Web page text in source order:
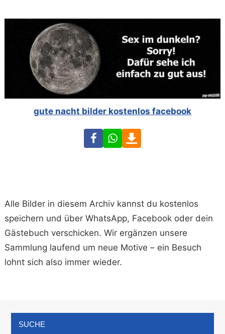
gute nacht bilder kostenlos facebook
FacebookWhatsApp
Alle Bilder in diesem Archiv kannst du kostenlos
speichern und über WhatsApp, Facebook oder dein
Gästebuch verschicken. Wir ergänzen unsere
Sammlung laufend um neue Motive – ein Besuch
lohnt sich also immer wieder.
SUCHE